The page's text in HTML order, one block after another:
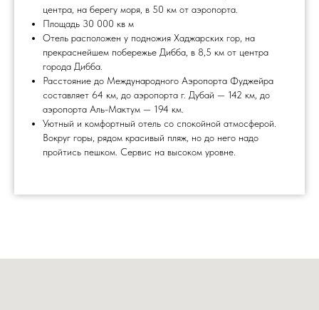
центра, на берегу моря, в 50 км от аэропорта.
Площадь 30 000 кв м
Отель расположен у подножия Хаджарских гор, на
прекраснейшем побережье Дибба, в 8,5 км от центра
города Дибба.
Расстояние до Международного Аэропорта Фуджейра
составляет 64 км, до аэропорта г. Дубай — 142 км, до
аэропорта Аль-Мактум — 194 км.
Уютный и комфортный отель со спокойной атмосферой.
Вокруг горы, рядом красивый пляж, но до него надо
пройтись пешком. Сервис на высоком уровне.